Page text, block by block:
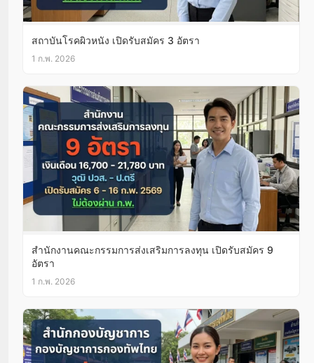
สถาบันโรคผิวหนัง เปิดรับสมัคร 3 อัตรา
1 ก.พ. 2026
สำนักงานคณะกรรมการส่งเสริมการลงทุน เปิดรับสมัคร 9
อัตรา
1 ก.พ. 2026